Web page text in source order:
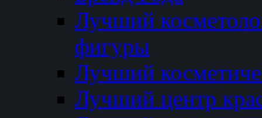
Лучший
фигуры
Лучший
Лучший центр